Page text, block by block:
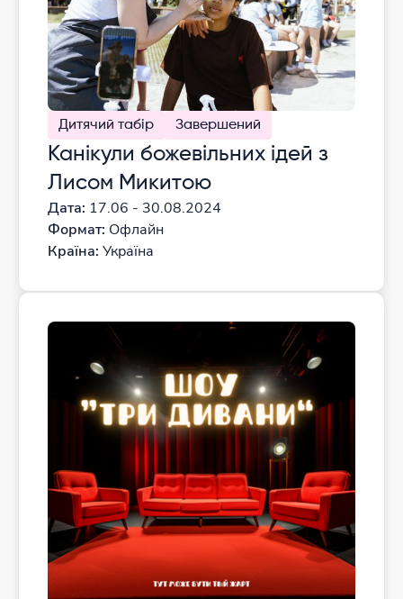
Дитячий табір Завершений
Канікули божевільних ідей з
Лисом Микитою
Дата: 17.06 - 30.08.2024
Формат: Офлайн
Країна: Україна